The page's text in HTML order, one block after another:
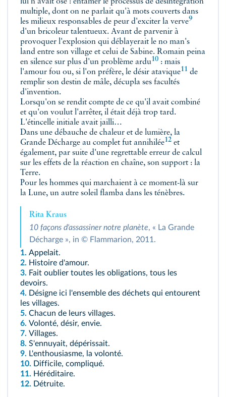
multiple, dont on ne parlait qu'à mots couverts dans
les milieux responsables de peur d'exciter la verve9
d'un bricoleur talentueux. Avant de parvenir à
provoquer l'explosion qui déblayerait le no man's
land entre son village et celui de Sabine. Romain peina
en silence sur plus d'un problème ardu10 : mais
l'amour fou ou, si l'on préfère, le désir atavique11 de
remplir son destin de mâle, décupla ses facultés
d'invention.
Lorsqu'on se rendit compte de ce qu'il avait combiné
et qu'on voulut l'arrêter, il était déjà trop tard.
L'étincelle initiale avait jailli…
Dans une débauche de chaleur et de lumière, la
Grande Décharge au complet fut annihilée12 et
également, par suite d'une regrettable erreur de calcul
sur les effets de la réaction en chaîne, son support : la
Terre.
Pour les hommes qui marchaient à ce moment-là sur
la Lune, un autre soleil flamba dans les ténèbres.
Rita Kraus
10 façons d'assassiner notre planète, « La Grande
Décharge », in © Flammarion, 2011.
1. Appelait.
2. Histoire d'amour.
3. Fait oublier toutes les obligations, tous les
devoirs.
4. Désigne ici l'ensemble des déchets qui entourent
les villages.
5. Chacun de leurs villages.
6. Volonté, désir, envie.
7. Villages.
8. S'ennuyait, dépérissait.
9. L'enthousiasme, la volonté.
10. Difficile, compliqué.
11. Héréditaire.
12. Détruite.